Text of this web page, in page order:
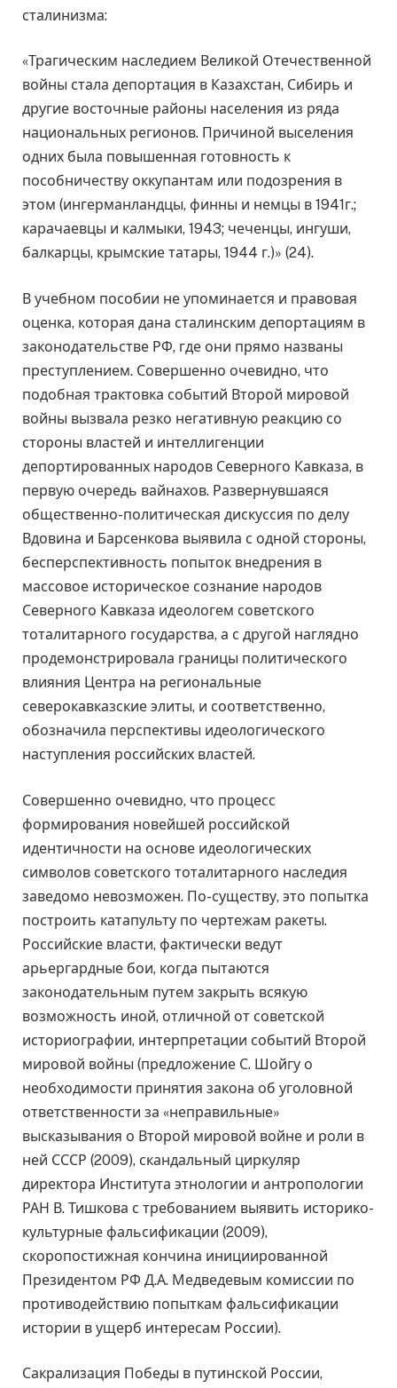
сталинизма:
«Трагическим наследием Великой Отечественной
войны стала депортация в Казахстан, Сибирь и
другие восточные районы населения из ряда
национальных регионов. Причиной выселения
одних была повышенная готовность к
пособничеству оккупантам или подозрения в
этом (ингерманландцы, финны и немцы в 1941г.;
карачаевцы и калмыки, 1943; чеченцы, ингуши,
балкарцы, крымские татары, 1944 г.)» (24).
В учебном пособии не упоминается и правовая
оценка, которая дана сталинским депортациям в
законодательстве РФ, где они прямо названы
преступлением. Совершенно очевидно, что
подобная трактовка событий Второй мировой
войны вызвала резко негативную реакцию со
стороны властей и интеллигенции
депортированных народов Северного Кавказа, в
первую очередь вайнахов. Развернувшаяся
общественно-политическая дискуссия по делу
Вдовина и Барсенкова выявила с одной стороны,
бесперспективность попыток внедрения в
массовое историческое сознание народов
Северного Кавказа идеологем советского
тоталитарного государства, а с другой наглядно
продемонстрировала границы политического
влияния Центра на региональные
северокавказские элиты, и соответственно,
обозначила перспективы идеологического
наступления российских властей.
Совершенно очевидно, что процесс
формирования новейшей российской
идентичности на основе идеологических
символов советского тоталитарного наследия
заведомо невозможен. По-существу, это попытка
построить катапульту по чертежам ракеты.
Российские власти, фактически ведут
арьергардные бои, когда пытаются
законодательным путем закрыть всякую
возможность иной, отличной от советской
историографии, интерпретации событий Второй
мировой войны (предложение С. Шойгу о
необходимости принятия закона об уголовной
ответственности за «неправильные»
высказывания о Второй мировой войне и роли в
ней СССР (2009), скандальный циркуляр
директора Института этнологии и антропологии
РАН В. Тишкова с требованием выявить историко-
культурные фальсификации (2009),
скоропостижная кончина инициированной
Президентом РФ Д.А. Медведевым комиссии по
противодействию попыткам фальсификации
истории в ущерб интересам России).
Сакрализация Победы в путинской России,